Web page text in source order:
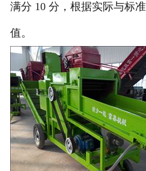
满分 10 分，根据实际与标
值。